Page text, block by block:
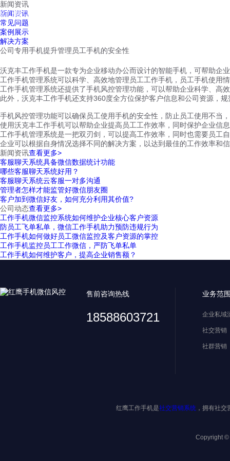
红鹰工作手机
新闻资讯
新闻资讯
常见问题
案例展示
解决方案
公司专用手机提升管理员工手机的安全性
沃克丰工作手机是一款专为企业移动办公而设计的智能手机，可帮助企
工作手机管理系统可以科学、高效地管理员工工作手机，员工手机使用
工作手机管理系统还提供了手机风控管理功能，可以帮助企业科学、高
此外，沃克丰工作手机还支持360度全方位保护客户信息和公司资源，
手机风控管理功能可以确保员工使用手机的安全性，防止员工使用不当
使用沃克丰工作手机可以帮助企业提高员工工作效率，同时保护企业信
工作手机管理系统是一把双刃剑，可以提高工作效率，同时也需要员工
企业可以根据自身情况选择不同的解决方案，以达到最佳的工作效率和
新闻资讯查看更多>
客服聊天系统具备微信数据统计功能
哪些客服聊天系统好用？
客服聊天系统云客服一对多沟通
管理者怎样才能监管好微信朋友圈
客户加到微信好友，如何充分利用其价值?
公司动态查看更多>
工作手机微信监控系统如何维护企业核心客户资源
防员工飞单私单，微信工作手机助力预防违规行为
工作手机如何做好员工微信监控及客户资源的掌控
工作手机监控员工工作微信，严防飞单私单
工作手机如何维护客户，提高企业销售额？
售前咨询热线
18588603721
业务范
企业私域
社交营销
社群营销
红鹰工作手机是社交营销系统 ，拥有社
Copyright ©